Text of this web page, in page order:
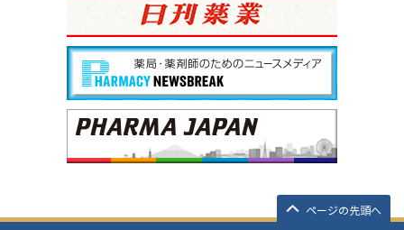
ページの先頭へ